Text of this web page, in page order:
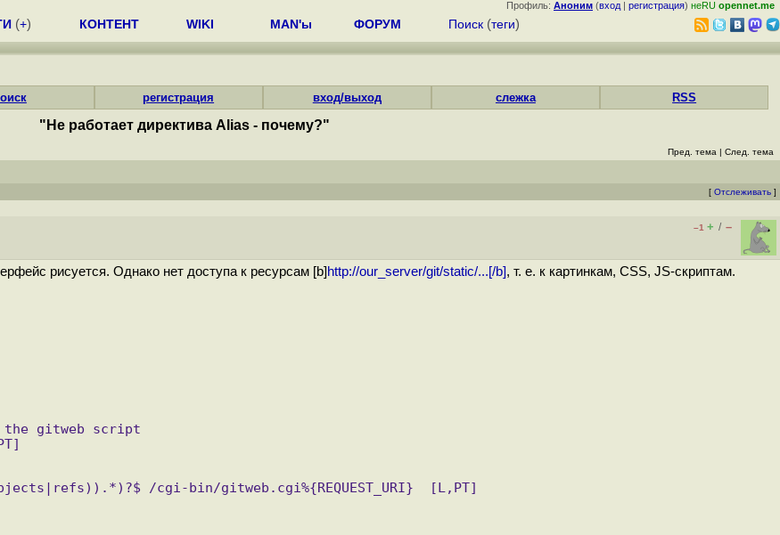
Профиль: Аноним (вход | регистрация) неRU opennet.me
(+) КОНТЕНТ WIKI MAN'ы ФОРУМ Поиск (теги)
регистрация вход/выход слежка RSS
"Не работает директива Alias - почему?"
Пред. тема | След. тема
[ Отслеживать ]
–1 + / –
рисуется. Однако нет доступа к ресурсам [b] http://our_server/git/static/...[/b], т. е. к картинкам, CSS, JS-скриптам.
gitweb script
/cgi-bin/gitweb.cgi%{REQUEST_URI}  [L,PT]